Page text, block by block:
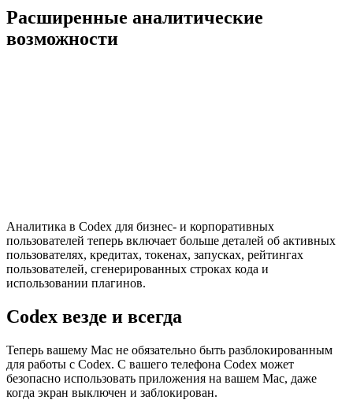
Расширенные аналитические
возможности
Аналитика в Codex для бизнес- и корпоративных
пользователей теперь включает больше деталей об активных
пользователях, кредитах, токенах, запусках, рейтингах
пользователей, сгенерированных строках кода и
использовании плагинов.
Codex везде и всегда
Теперь вашему Mac не обязательно быть разблокированным
для работы с Codex. С вашего телефона Codex может
безопасно использовать приложения на вашем Mac, даже
когда экран выключен и заблокирован.